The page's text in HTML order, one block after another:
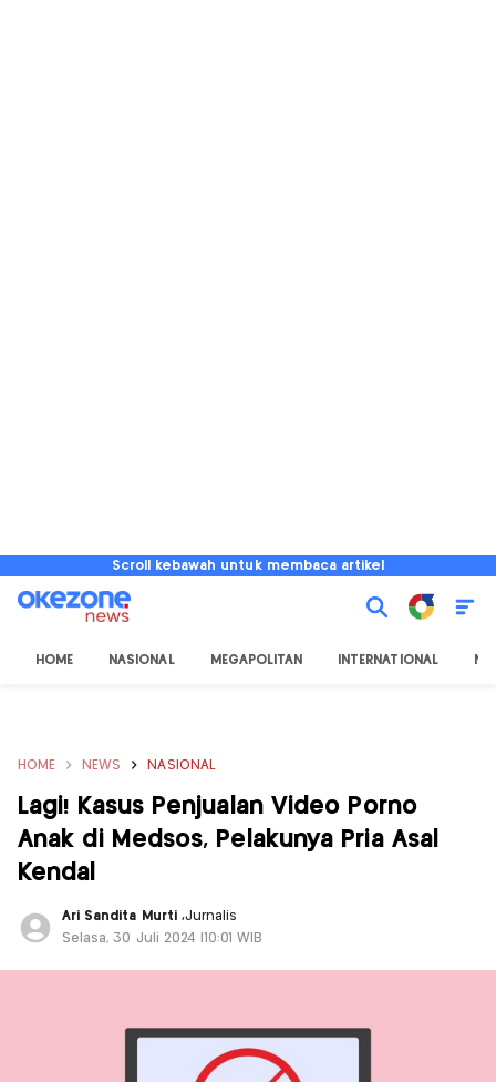
Scroll kebawah untuk membaca artikel
HOME NASIONAL MEGAPOLITAN INTERNATIONAL
HOME NEWS NASIONAL
Lagi! Kasus Penjualan Video Porno
Anak di Medsos, Pelakunya Pria Asal
Kendal
Ari Sandita Murti ,Jurnalis
Selasa, 30 Juli 2024 |10:01 WIB